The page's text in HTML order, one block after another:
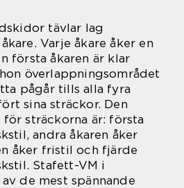
tävlar lag
Varje åkare åker en
första åkaren är klar
överlappningsområdet
pågår tills alla fyra
sina sträckor. Den
sträckorna är: första
andra åkaren åker
åker fristil och fjärde
Stafett-VM i
de mest spännande